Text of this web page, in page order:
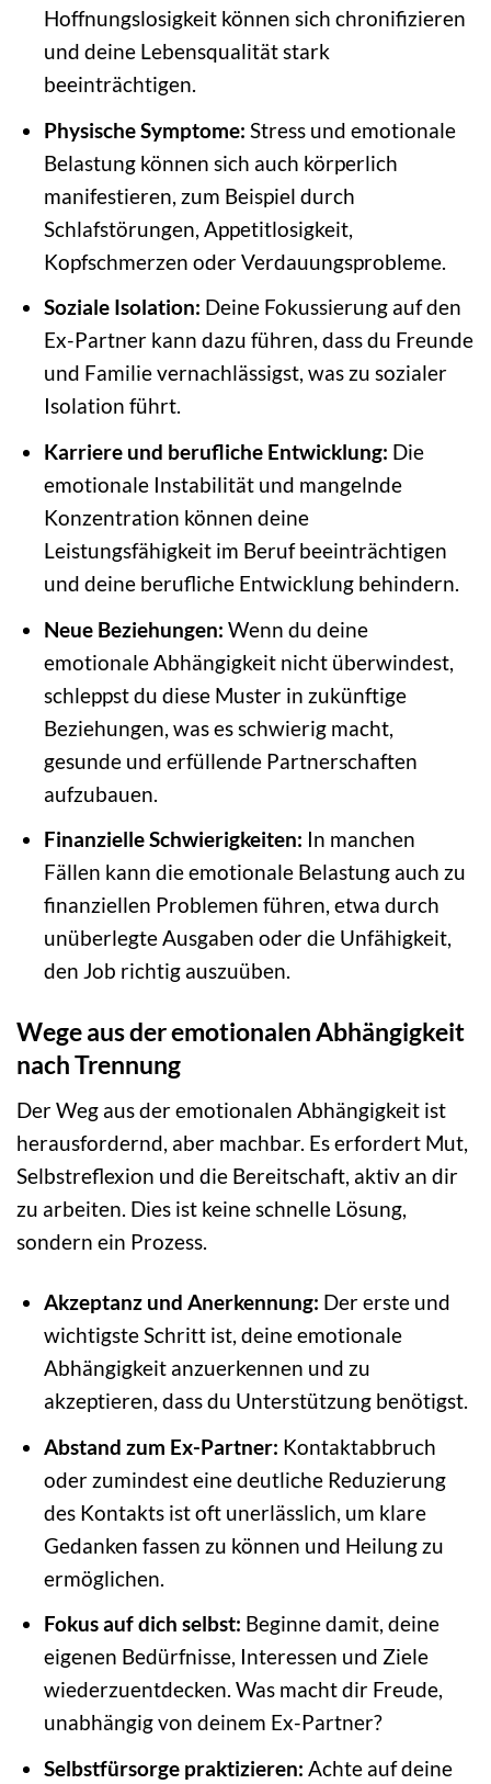
Hoffnungslosigkeit können sich chronifizieren
und deine Lebensqualität stark
beeinträchtigen.
Physische Symptome: Stress und emotionale
Belastung können sich auch körperlich
manifestieren, zum Beispiel durch
Schlafstörungen, Appetitlosigkeit,
Kopfschmerzen oder Verdauungsprobleme.
Soziale Isolation: Deine Fokussierung auf den
Ex-Partner kann dazu führen, dass du Freunde
und Familie vernachlässigst, was zu sozialer
Isolation führt.
Karriere und berufliche Entwicklung: Die
emotionale Instabilität und mangelnde
Konzentration können deine
Leistungsfähigkeit im Beruf beeinträchtigen
und deine berufliche Entwicklung behindern.
Neue Beziehungen: Wenn du deine
emotionale Abhängigkeit nicht überwindest,
schleppst du diese Muster in zukünftige
Beziehungen, was es schwierig macht,
gesunde und erfüllende Partnerschaften
aufzubauen.
Finanzielle Schwierigkeiten: In manchen
Fällen kann die emotionale Belastung auch zu
finanziellen Problemen führen, etwa durch
unüberlegte Ausgaben oder die Unfähigkeit,
den Job richtig auszuüben.
Wege aus der emotionalen Abhängigkeit
nach Trennung
Der Weg aus der emotionalen Abhängigkeit ist
herausfordernd, aber machbar. Es erfordert Mut,
Selbstreflexion und die Bereitschaft, aktiv an dir
zu arbeiten. Dies ist keine schnelle Lösung,
sondern ein Prozess.
Akzeptanz und Anerkennung: Der erste und
wichtigste Schritt ist, deine emotionale
Abhängigkeit anzuerkennen und zu
akzeptieren, dass du Unterstützung benötigst.
Abstand zum Ex-Partner: Kontaktabbruch
oder zumindest eine deutliche Reduzierung
des Kontakts ist oft unerlässlich, um klare
Gedanken fassen zu können und Heilung zu
ermöglichen.
Fokus auf dich selbst: Beginne damit, deine
eigenen Bedürfnisse, Interessen und Ziele
wiederzuentdecken. Was macht dir Freude,
unabhängig von deinem Ex-Partner?
Selbstfürsorge praktizieren: Achte auf deine